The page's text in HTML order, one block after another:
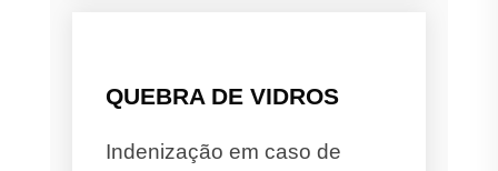
QUEBRA DE VIDROS
Indenização em caso de